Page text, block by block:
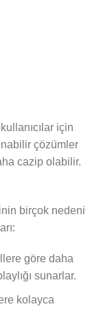
için
çözümler
cazip olabilir.
birçok nedeni
göre daha
sunarlar.
kolayca